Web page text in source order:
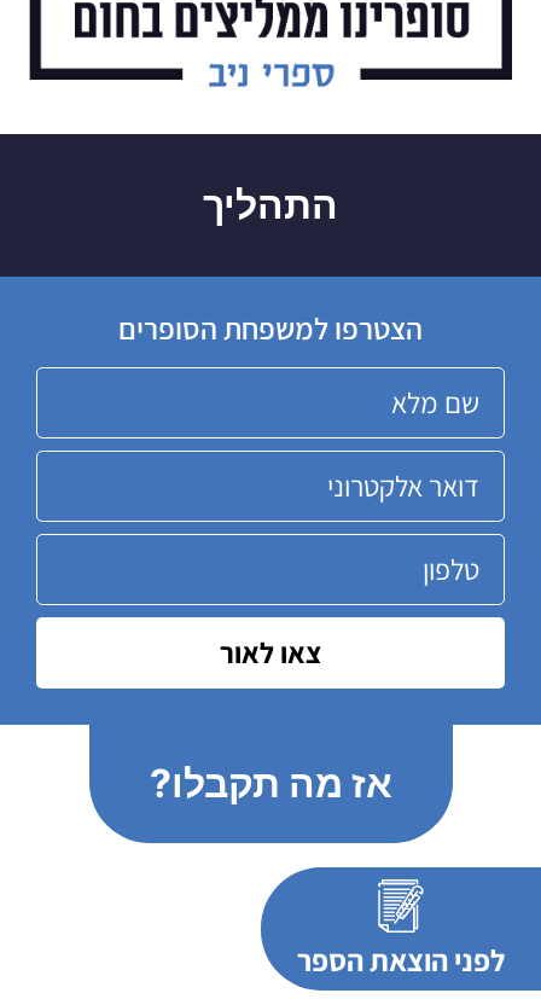
התהליך
הצטרפו למשפחת הסופרים
צאו לאור
אז מה תקבלו?
לפני הוצאת הספר